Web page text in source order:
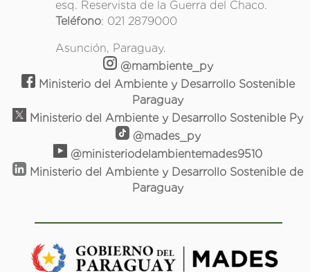
esq. Reservista de la Guerra del Chaco.
Teléfono: 021 2879000
Asunción, Paraguay.
@mambiente_py
Ministerio del Ambiente y Desarrollo Sostenible
Paraguay
Ministerio del Ambiente y Desarrollo Sostenible Py
@mades_py
@ministeriodelambientemades9510
Ministerio del Ambiente y Desarrollo Sostenible de
Paraguay